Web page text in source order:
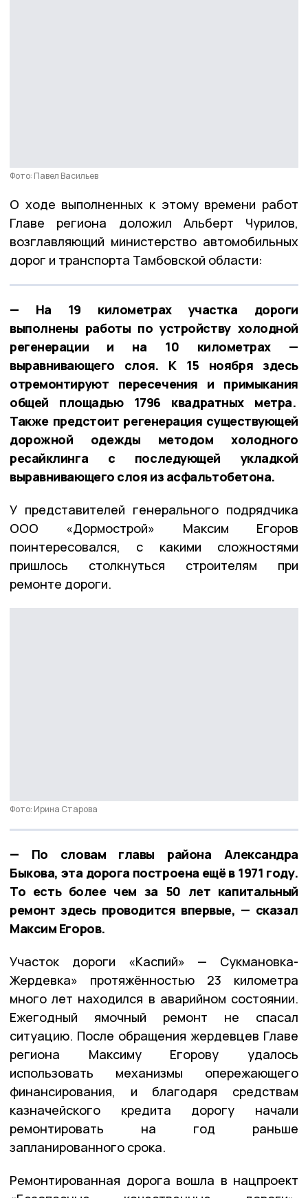
Фото: Павел Васильев
О ходе выполненных к этому времени работ
Главе региона доложил Альберт Чурилов,
возглавляющий министерство автомобильных
дорог и транспорта Тамбовской области:
— На 19 километрах участка дороги
выполнены работы по устройству холодной
регенерации и на 10 километрах —
выравнивающего слоя. К 15 ноября здесь
отремонтируют пересечения и примыкания
общей площадью 1796 квадратных метра.
Также предстоит регенерация существующей
дорожной одежды методом холодного
ресайклинга с последующей укладкой
выравнивающего слоя из асфальтобетона.
У представителей генерального подрядчика
ООО «Дормострой» Максим Егоров
поинтересовался, с какими сложностями
пришлось столкнуться строителям при
ремонте дороги.
Фото: Ирина Старова
— По словам главы района Александра
Быкова, эта дорога построена ещё в 1971 году.
То есть более чем за 50 лет капитальный
ремонт здесь проводится впервые, — сказал
Максим Егоров.
Участок дороги «Каспий» — Сукмановка-
Жердевка» протяжённостью 23 километра
много лет находился в аварийном состоянии.
Ежегодный ямочный ремонт не спасал
ситуацию. После обращения жердевцев Главе
региона Максиму Егорову удалось
использовать механизмы опережающего
финансирования, и благодаря средствам
казначейского кредита дорогу начали
ремонтировать на год раньше
запланированного срока.
Ремонтированная дорога вошла в нацпроект